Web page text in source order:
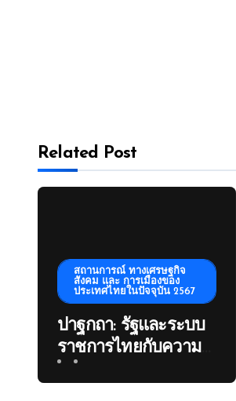
Related Post
สถานการณ์ ทางเศรษฐกิจ
สังคม และ การเมืองของ
ประเทศไทยในปัจจุบัน 2567
ปาฐกถา: รัฐและระบบ
ราชการไทยกับความ